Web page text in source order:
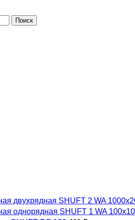
Поиск
двухрядная SHUFT 2 WA
однорядная SHUFT 1 WA